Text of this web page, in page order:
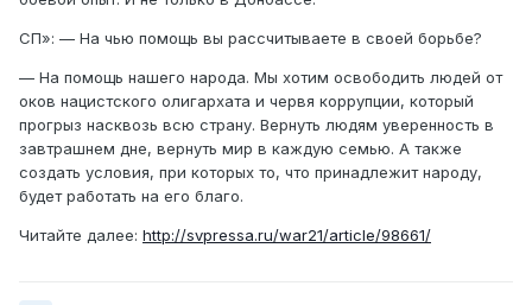
СП»: — На чью помощь вы рассчитываете в своей борьбе?
— На помощь нашего народа. Мы хотим освободить людей от
оков нацистского олигархата и червя коррупции, который
прогрыз насквозь всю страну. Вернуть людям уверенность в
завтрашнем дне, вернуть мир в каждую семью. А также
создать условия, при которых то, что принадлежит народу,
будет работать на его благо.
Читайте далее: http://svpressa.ru/war21/article/98661/